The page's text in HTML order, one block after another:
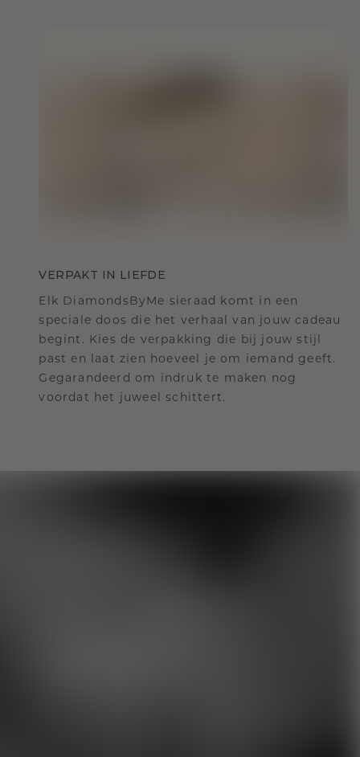
VERPAKT IN LIEFDE
Elk DiamondsByMe sieraad komt in een
speciale doos die het verhaal van jouw cadeau
begint. Kies de verpakking die bij jouw stijl
past en laat zien hoeveel je om iemand geeft.
Gegarandeerd om indruk te maken nog
voordat het juweel schittert.